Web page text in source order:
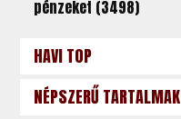
pénzeket (3498)
HAVI TOP
NÉPSZERŰ TARTALMAK